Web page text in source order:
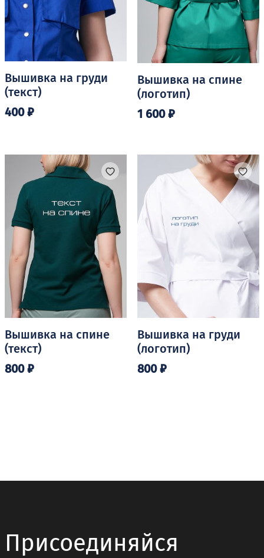
Вышивка на груди
(текст)
400₽
Вышивка на спине
(логотип)
1 600₽
Вышивка на спине
(текст)
800₽
Вышивка на груди
(логотип)
800₽
Присоединяйся